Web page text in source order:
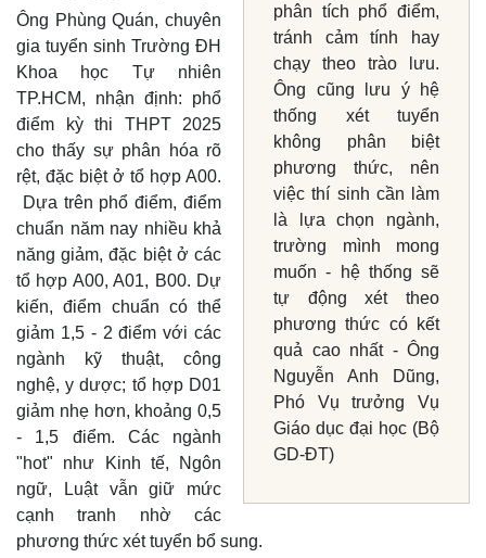
phân tích phổ điểm,
tránh cảm tính hay
chạy theo trào lưu.
Ông cũng lưu ý hệ
thống xét tuyển
không phân biệt
phương thức, nên
việc thí sinh cần làm
là lựa chọn ngành,
trường mình mong
muốn - hệ thống sẽ
tự động xét theo
phương thức có kết
quả cao nhất - Ông
Nguyễn Anh Dũng,
Phó Vụ trưởng Vụ
Giáo dục đại học (Bộ
GD-ĐT)
Ông Phùng Quán, chuyên
gia tuyển sinh Trường ĐH
Khoa học Tự nhiên
TP.HCM, nhận định: phổ
điểm kỳ thi THPT 2025
cho thấy sự phân hóa rõ
rệt, đặc biệt ở tổ hợp A00.
Dựa trên phổ điểm, điểm
chuẩn năm nay nhiều khả
năng giảm, đặc biệt ở các
tổ hợp A00, A01, B00. Dự
kiến, điểm chuẩn có thể
giảm 1,5 - 2 điểm với các
ngành kỹ thuật, công
nghệ, y dược; tổ hợp D01
giảm nhẹ hơn, khoảng 0,5
- 1,5 điểm. Các ngành
"hot" như Kinh tế, Ngôn
ngữ, Luật vẫn giữ mức
cạnh tranh nhờ các
phương thức xét tuyển bổ sung.